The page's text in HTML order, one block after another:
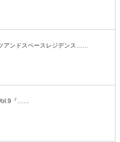
アンドスペースレジデンス……
『……